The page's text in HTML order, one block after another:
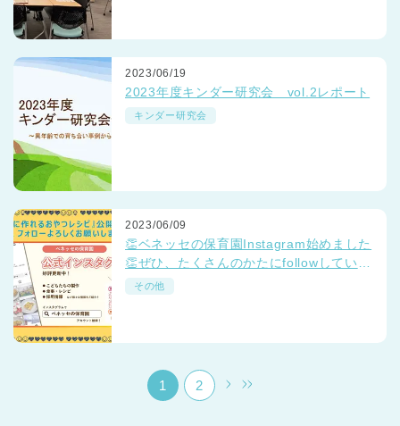
神奈川県 神奈川県 全域
千葉県
埼玉県
兵庫県 兵庫県 全域
2023/06/19
2023年度キンダー研究会 vol.2レポート
キンダー研究会
2023/06/09
👏ベネッセの保育園Instagram始めました
👏ぜひ、たくさんのかたにfollowしていだ
けると嬉しいです💛
その他
1 2